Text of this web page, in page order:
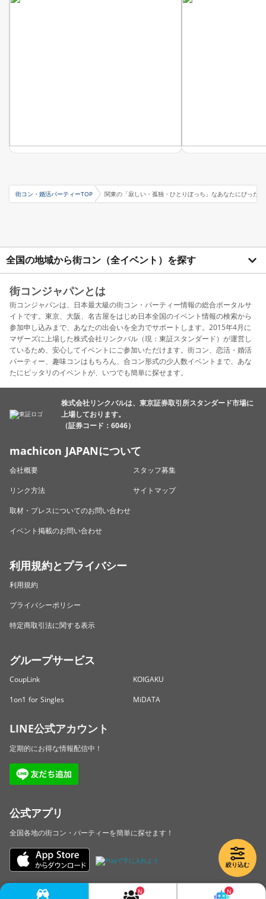
街コン・婚活パーティーTOP 関東の「寂しい・孤独・ひとりぼっち」なあなたにぴった
絞り込む
全国の地域から街コン（全イベント）を探す
街コンジャパンとは
街コンジャパンは、日本最大級の街コン・パーティー情報の総合ポータルサ
イトです。東京、大阪、名古屋をはじめ日本全国のイベント情報の検索から
参加申し込みまで、あなたの出会いを全力でサポートします。2015年4月に
マザーズに上場した株式会社リンクバル（現：東証スタンダード）が運営し
ているため、安心してイベントにご参加いただけます。街コン、恋活・婚活
パーティー、趣味コンはもちろん、合コン形式の少人数イベントまで、あな
たにピッタリのイベントが、いつでも簡単に探せます。
株式会社リンクバルは、東京証券取引所スタンダード市場に
上場しております。
（証券コード：6046）
machicon JAPANについて
会社概要
スタッフ募集
リンク方法
サイトマップ
取材・プレスについてのお問い合わせ
イベント掲載のお問い合わせ
利用規約とプライバシー
利用規約
プライバシーポリシー
特定商取引法に関する表示
グループサービス
CoupLink
KOIGAKU
1on1 for Singles
MiDATA
LINE公式アカウント
定期的にお得な情報配信中！
公式アプリ
全国各地の街コン・パーティーを簡単に探せます！
Copyright © LINKBAL Inc. All Rights Reserved.